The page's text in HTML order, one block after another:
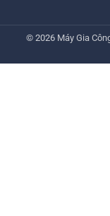
© 2026 Máy Gia